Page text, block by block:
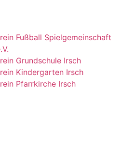
Fußball Spielgemeinschaft
Grundschule Irsch
Kindergarten Irsch
Pfarrkirche Irsch